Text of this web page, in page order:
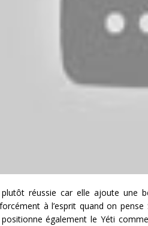
plutôt réussie car elle ajoute une
à l’esprit quand on
positionne également le Yéti